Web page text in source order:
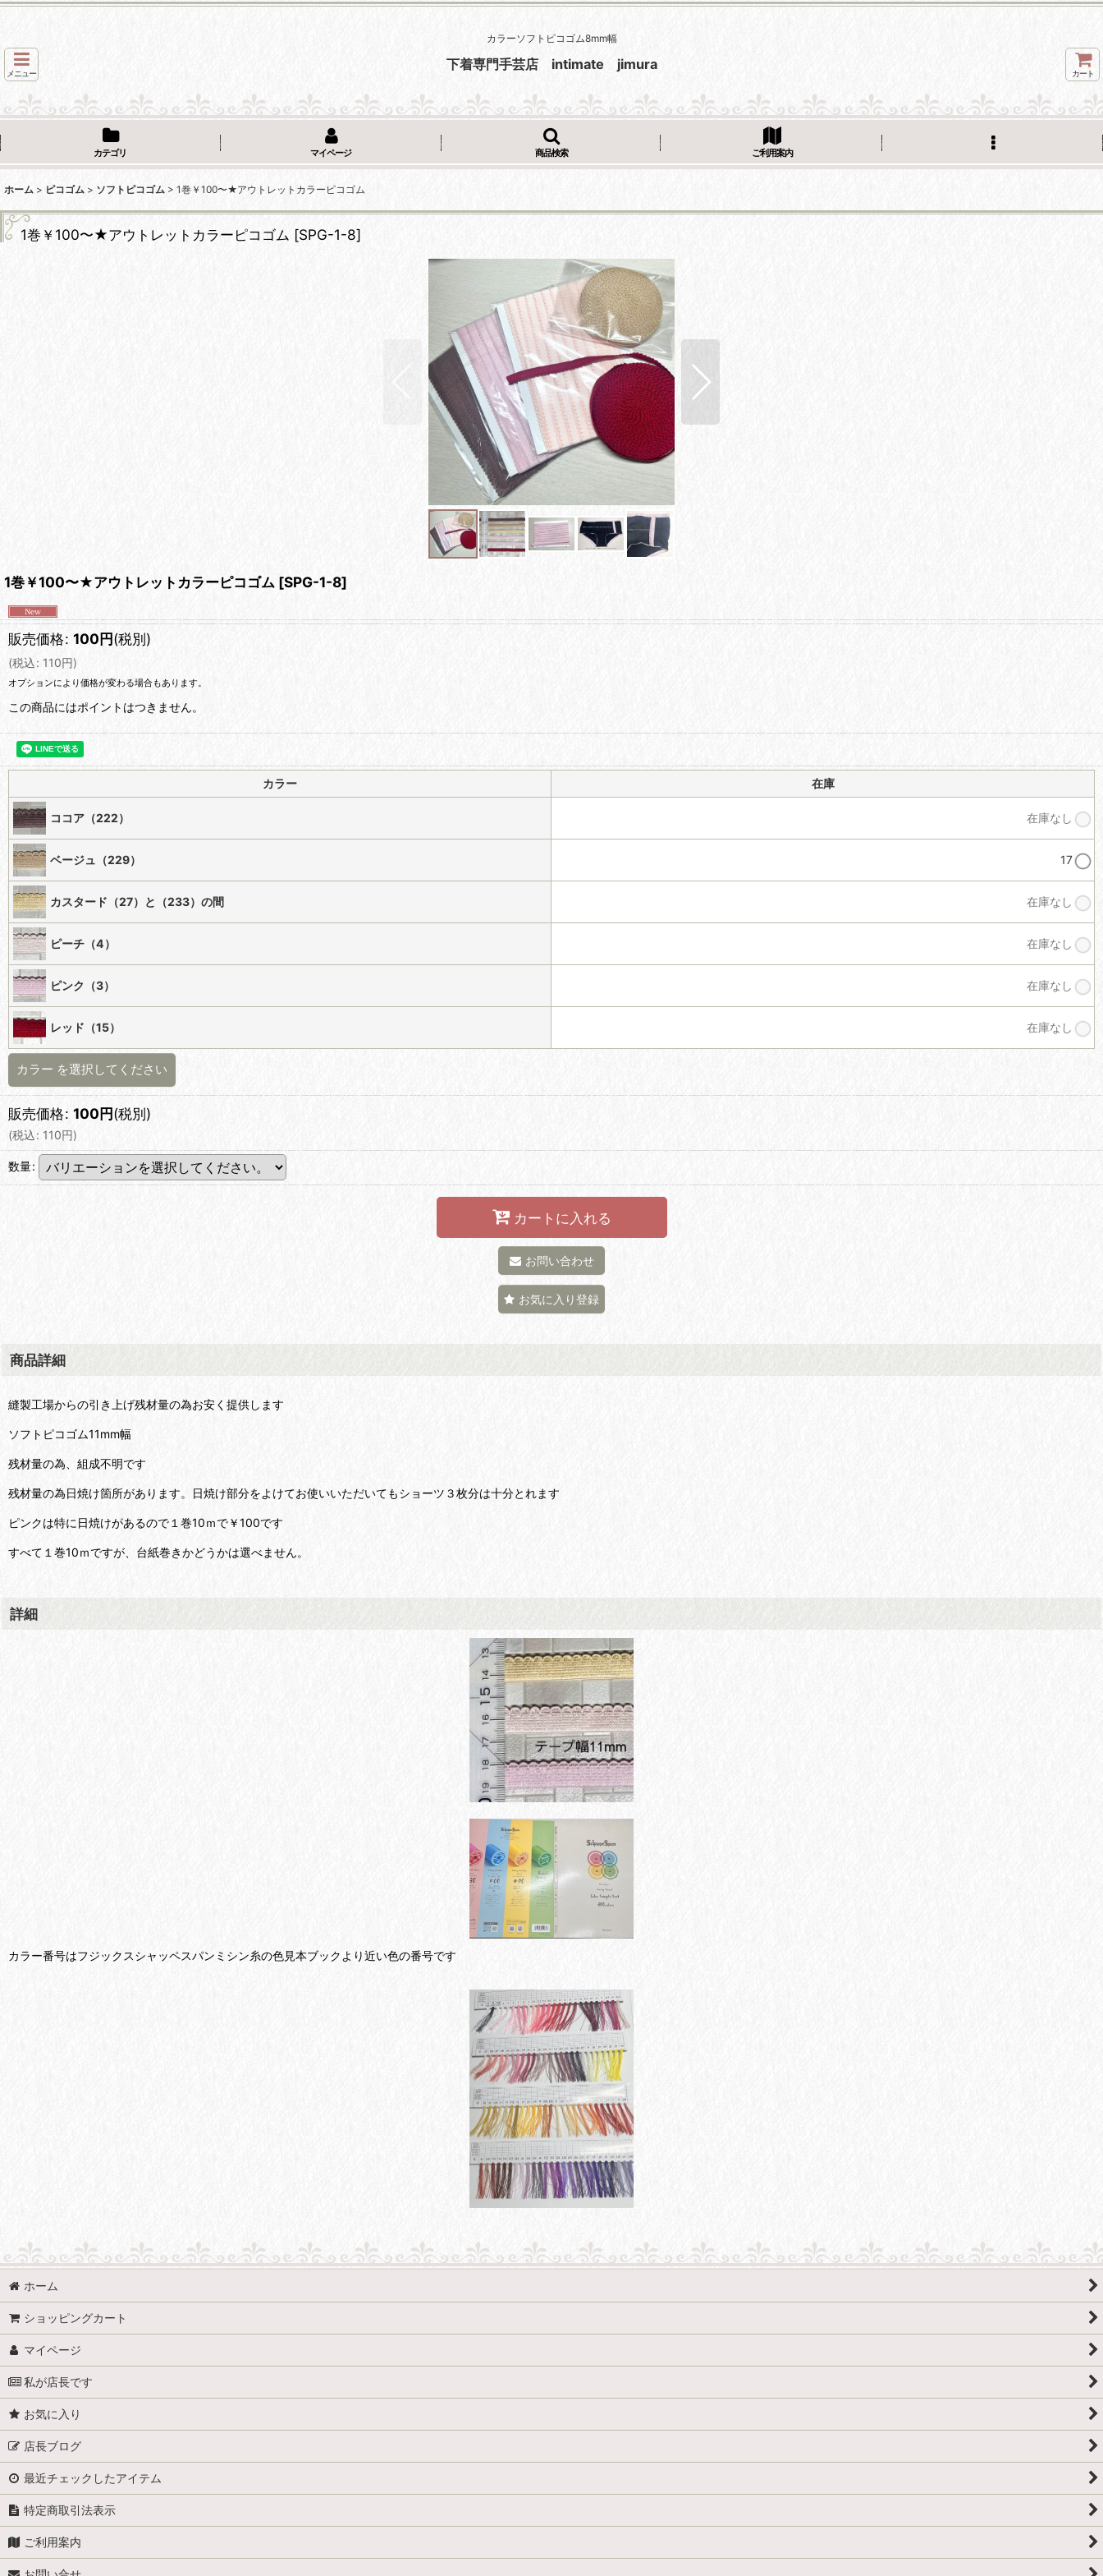
カラーソフトピコゴム8mm幅
メニュー
下着専門手芸店 intimate jimura
カート
カテゴリ マイページ 商品検索 ご利用案内
ホーム > ピコゴム > ソフトピコゴム > 1巻￥100〜★アウトレットカラーピコゴム
1巻￥100〜★アウトレットカラーピコゴム [SPG-1-8]
1巻￥100〜★アウトレットカラーピコゴム [SPG-1-8]
販売価格: 100円(税別)
(税込: 110円)
オプションにより価格が変わる場合もあります。
この商品にはポイントはつきません。
カラー 在庫
ココア（222） 在庫なし
ベージュ（229） 17
カスタード（27）と（233）の間 在庫なし
ピーチ（4） 在庫なし
ピンク（3） 在庫なし
レッド（15） 在庫なし
カラー を選択してください
販売価格: 100円(税別)
(税込: 110円)
数量:
カートに入れる
お問い合わせ
お気に入り登録
商品詳細
縫製工場からの引き上げ残材量の為お安く提供します
ソフトピコゴム11mm幅
残材量の為、組成不明です
残材量の為日焼け箇所があります。日焼け部分をよけてお使いいただいてもショーツ３枚分は十分とれます
ピンクは特に日焼けがあるので１巻10ｍで￥100です
すべて１巻10ｍですが、台紙巻きかどうかは選べません。
詳細
カラー番号はフジックスシャッペスパンミシン糸の色見本ブックより近い色の番号です
ホーム
ショッピングカート
マイページ
私が店長です
お気に入り
店長ブログ
最近チェックしたアイテム
特定商取引法表示
ご利用案内